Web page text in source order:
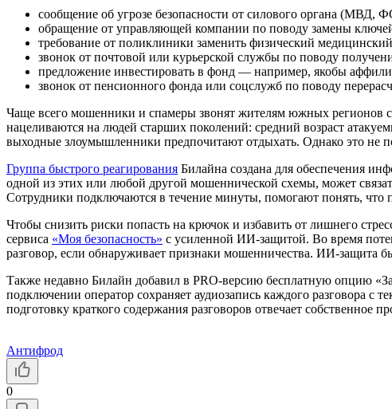
сообщение об угрозе безопасности от силового органа (МВД,
обращение от управляющей компании по поводу замены
требование от поликлиники заменить физический
звонок от почтовой или курьерской службы по поводу
предложение инвестировать в фонд — например, якобы
звонок от пенсионного фонда или соцслужб по поводу
Чаще всего мошенники и спамеры звонят жителям южных
нацеливаются на людей старших поколений: средний возраст
выходные злоумышленники предпочитают отдыхать. Однако это не
Группа быстрого реагирования Билайна создана для обеспечения
одной из этих или любой другой мошеннической схемы, может
Сотрудники подключаются в течение минуты, помогают понять,
Чтобы снизить риски попасть на крючок и избавить от лишнего
сервиса «Моя безопасность» с усиленной ИИ-защитой. Во время
разговор, если обнаруживает признаки мошенничества. ИИ-защита
Также недавно Билайн добавил в PRO-версию бесплатную опцию
подключении оператор сохраняет аудиозапись каждого разговора
подготовку краткого содержания разговоров отвечает собственное
Антифрод
0